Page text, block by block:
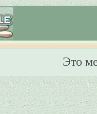
Это